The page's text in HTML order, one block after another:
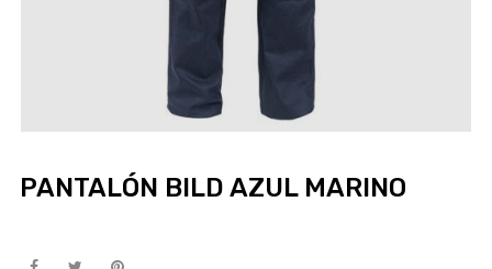
PANTALÓN BILD AZUL MARINO